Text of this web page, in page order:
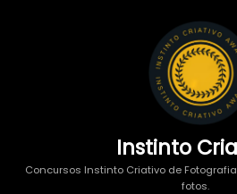
Instinto
Concursos Instinto Criativo de
fotos.